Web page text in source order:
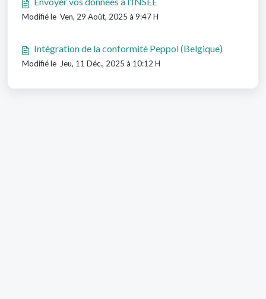
Modifié le Ven, 29 Août, 2025 à 9:47 H
Intégration de la conformité Peppol (Belgique)
Modifié le Jeu, 11 Déc., 2025 à 10:12 H